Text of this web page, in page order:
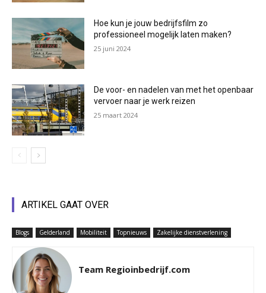
Hoe kun je jouw bedrijfsfilm zo
professioneel mogelijk laten maken?
25 juni 2024
De voor- en nadelen van met het openbaar
vervoer naar je werk reizen
25 maart 2024
ARTIKEL GAAT OVER
Blogs Gelderland Mobiliteit Topnieuws Zakelijke dienstverlening
Team Regioinbedrijf.com